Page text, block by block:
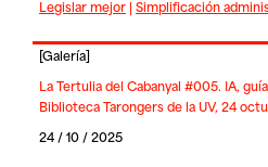
Legislar mejor| Simplificación
[Galería]
La Tertulia del Cabanyal #005. IA,
Biblioteca Tarongers de la UV, 24
24 / 10 / 2025